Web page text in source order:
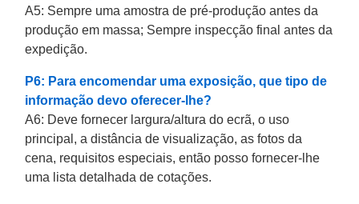
A5: Sempre uma amostra de pré-produção antes da
produção em massa; Sempre inspecção final antes da
expedição.
P6: Para encomendar uma exposição, que tipo de
informação devo oferecer-lhe?
A6: Deve fornecer largura/altura do ecrã, o uso
principal, a distância de visualização, as fotos da
cena, requisitos especiais, então posso fornecer-lhe
uma lista detalhada de cotações.